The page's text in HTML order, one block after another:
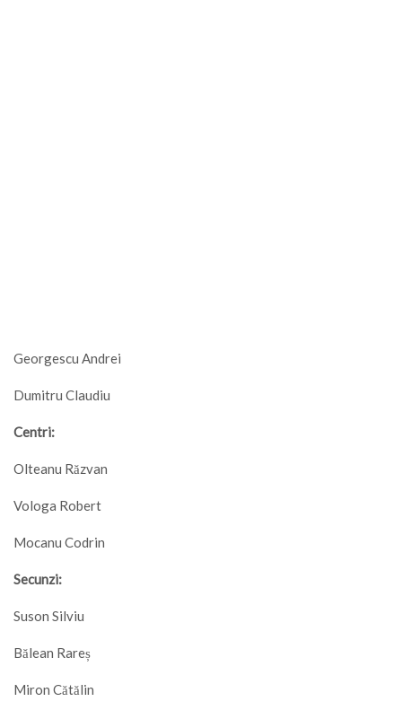
Georgescu Andrei
Dumitru Claudiu
Centri:
Olteanu Răzvan
Vologa Robert
Mocanu Codrin
Secunzi:
Suson Silviu
Bălean Rareș
Miron Cătălin